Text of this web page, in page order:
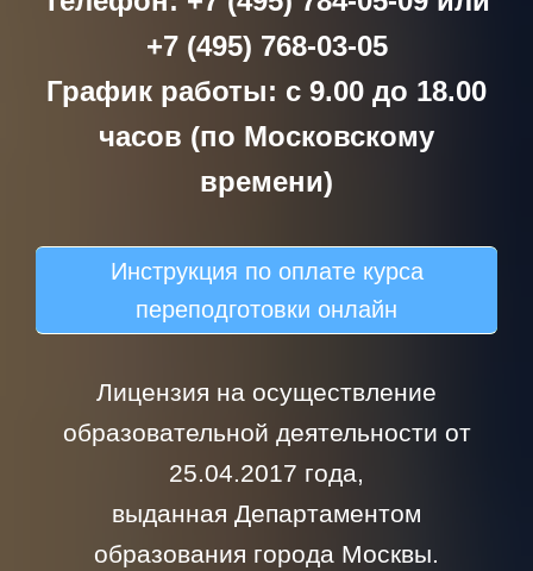
+7 (495) 768-03-05
График работы: с 9.00 до 18.00
часов (по Московскому
времени)
Инструкция по оплате курса
переподготовки онлайн
Лицензия на осуществление
образовательной деятельности от
25.04.2017 года,
выданная Департаментом
образования города Москвы.